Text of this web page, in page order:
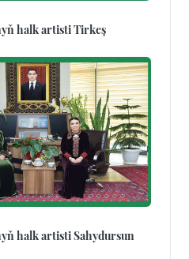
halk artisti Tirkeş
halk artisti Sahydursun